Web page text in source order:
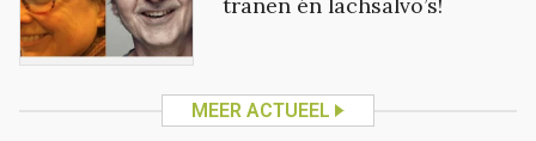
MEER ACTUEEL